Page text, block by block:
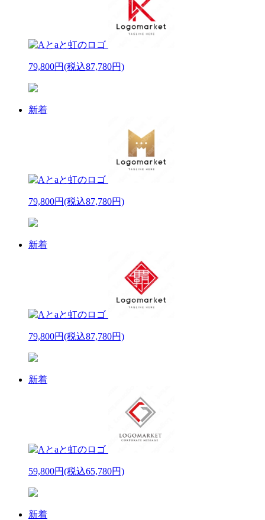
79,800円(税込87,780円)
新着
79,800円(税込87,780円)
新着
79,800円(税込87,780円)
新着
59,800円(税込65,780円)
新着